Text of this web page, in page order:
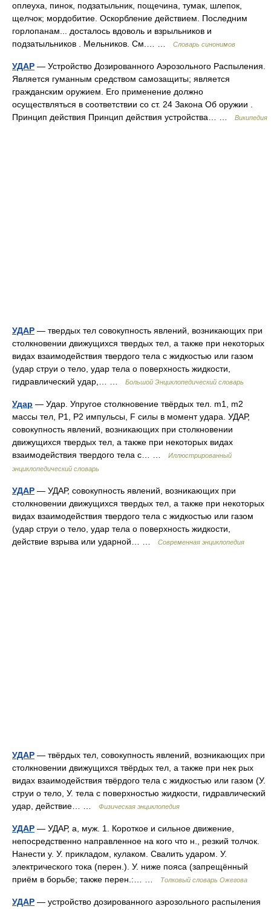
оплеуха, пинок, подзатыльник, пощечина, тумак, шлепок,
щелчок; мордобитие. Оскорбление действием. Последним
горлопанам... досталось вдоволь и взрыльников и
подзатыльников . Мельников. См.… …
Словарь синонимов
УДАР — Устройство Дозированного Аэрозольного Распыления.
Является гуманным средством самозащиты; является
гражданским оружием. Его применение должно
осуществляться в соответствии со ст. 24 Закона Об оружии .
Принцип действия Принцип действия устройства… …
Википедия
УДАР — твердых тел совокупность явлений, возникающих при
столкновении движущихся твердых тел, а также при некоторых
видах взаимодействия твердого тела с жидкостью или газом
(удар струи о тело, удар тела о поверхность жидкости,
гидравлический удар,… …
Большой Энциклопедический словарь
Удар — Удар. Упругое столкновение твёрдых тел. m1, m2
массы тел, P1, P2 импульсы, F силы в момент удара. УДАР,
совокупность явлений, возникающих при столкновении
движущихся твердых тел, а также при некоторых видах
взаимодействия твердого тела с… …
Иллюстрированный
энциклопедический словарь
УДАР — УДАР, совокупность явлений, возникающих при
столкновении движущихся твердых тел, а также при некоторых
видах взаимодействия твердого тела с жидкостью или газом
(удар струи о тело, удар тела о поверхность жидкости,
действие взрыва или ударной… …
Современная энциклопедия
УДАР — твёрдых тел, совокупность явлений, возникающих при
столкновении движущихся твёрдых тел, а также при нек рых
видах взаимодействия твёрдого тела с жидкостью или газом (У.
струи о тело, У. тела с поверхностью жидкости, гидравлический
удар, действие… …
Физическая энциклопедия
УДАР — УДАР, а, муж. 1. Короткое и сильное движение,
непосредственно направленное на кого что н., резкий толчок.
Нанести у. У. прикладом, кулаком. Свалить ударом. У.
электрического тока (перен.). У. ниже пояса (запрещённый
приём в борьбе; также перен.:… …
Толковый словарь Ожегова
УДАР — устройство дозированного аэрозольного распыления